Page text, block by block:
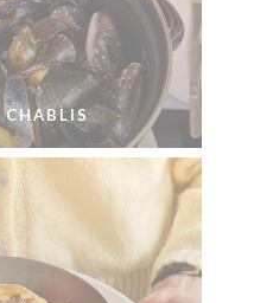
CHABLIS